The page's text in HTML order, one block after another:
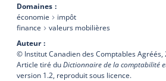
Domaines
économie
impôt
finance
valeurs mobilières
Auteur
© Institut Canadien des Comptables Agréés,
Article tiré duDictionnaire de la comptabilité
version 1.2, reproduit sous licence.